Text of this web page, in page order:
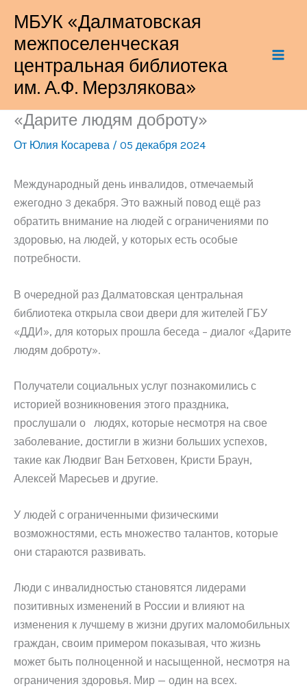
содержимому
МБУК «Далматовская
межпоселенческая
центральная библиотека
им. А.Ф. Мерзлякова»
«Дарите людям доброту»
От Юлия Косарева / 05 декабря 2024
Международный день инвалидов, отмечаемый
ежегодно 3 декабря. Это важный повод ещё раз
обратить внимание на людей с ограничениями по
здоровью, на людей, у которых есть особые
потребности.
В очередной раз Далматовская центральная
библиотека открыла свои двери для жителей ГБУ
«ДДИ», для которых прошла беседа – диалог «Дарите
людям доброту».
Получатели социальных услуг познакомились с
историей возникновения этого праздника,
прослушали о людях, которые несмотря на свое
заболевание, достигли в жизни больших успехов,
такие как Людвиг Ван Бетховен, Кристи Браун,
Алексей Маресьев и другие.
У людей с ограниченными физическими
возможностями, есть множество талантов, которые
они стараются развивать.
Люди с инвалидностью становятся лидерами
позитивных изменений в России и влияют на
изменения к лучшему в жизни других маломобильных
граждан, своим примером показывая, что жизнь
может быть полноценной и насыщенной, несмотря на
ограничения здоровья. Мир — один на всех.